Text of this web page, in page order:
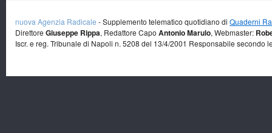
nuova Agenzia Radicale - Supplemento telematico quotidiano di Quaderni
Direttore Giuseppe Rippa, Redattore Capo Antonio Marulo, Webmaster:
Iscr. e reg. Tribunale di Napoli n. 5208 del 13/4/2001 Responsabile secondo